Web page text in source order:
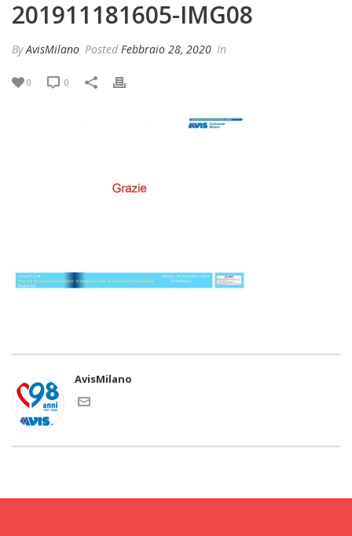
201911181605-IMG08
ByAvisMilano Posted Febbraio 28, 2020 In
0 0
AvisMilano